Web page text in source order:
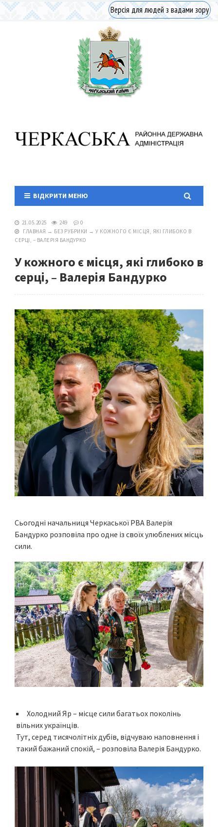
Версія для людей з вадами зору
ВІДКРИТИ МЕНЮ
21.05.2025 249
0
ГЛАВНАЯ → БЕЗ РУБРИКИ → У КОЖНОГО Є МІСЦЯ, ЯКІ ГЛИБОКО В
СЕРЦІ, – ВАЛЕРІЯ БАНДУРКО
У кожного є місця, які глибоко в
серці, – Валерія Бандурко
Сьогодні начальниця Черкаської РВА Валерія
Бандурко розповіла про одне із своїх улюблених місць
сили.
Холодний Яр – місце сили багатьох поколінь
вільних українців.
Тут, серед тисячолітніх дубів, відчуваю наповнення і
такий бажаний спокій, – розповіла Валерія Бандурко.